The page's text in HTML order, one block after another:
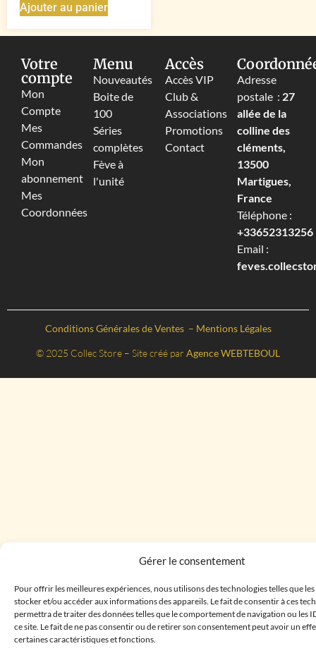
Gérer le consentement
Pour offrir les meilleures expériences, nous utilisons des technologies telles que
stocker et/ou accéder aux informations des appareils. Le fait de consentir à ces
permettra de traiter des données telles que le comportement de navigation ou les
ce site. Le fait de ne pas consentir ou de retirer son consentement peut avoir un
certaines caractéristiques et fonctions.
Ajouter au panier
Votre
compte
Mon
Compte
Mes
Commandes
Mon
abonnement
Mes
Coordonnées
Menu
Nouveautés
Boite de
100
Séries
complètes
Fève à
l'unité
Accès
Accès VIP
Club &
Associations
Promotions
Contact
Adresse
postale : 27
allée de la
colline des
cléments,
13500
Martigues,
France
Téléphone :
+33652313256‬
Email :
Conditions Générales de Ventes – Mentions Légales
© 2025 Collec Store – Site créé par Agence WEBTEBOUL